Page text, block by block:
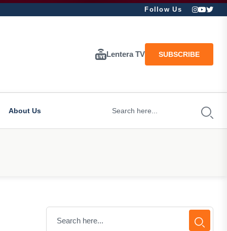
Follow Us
Lentera TV SUBSCRIBE
About Us